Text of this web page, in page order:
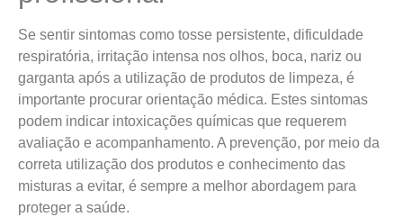
Se sentir sintomas como tosse persistente, dificuldade
respiratória, irritação intensa nos olhos, boca, nariz ou
garganta após a utilização de produtos de limpeza, é
importante procurar orientação médica. Estes sintomas
podem indicar intoxicações químicas que requerem
avaliação e acompanhamento. A prevenção, por meio da
correta utilização dos produtos e conhecimento das
misturas a evitar, é sempre a melhor abordagem para
proteger a saúde.